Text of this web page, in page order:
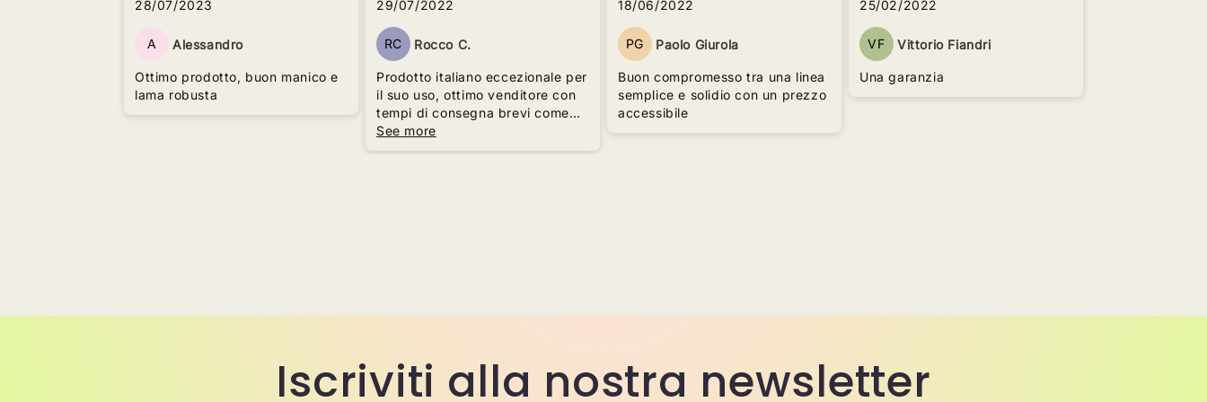
28/07/2023
A Alessandro
Ottimo prodotto, buon manico e
lama robusta
29/07/2022
RC Rocco C.
Prodotto italiano eccezionale per
il suo uso, ottimo venditore con
tempi di consegna brevi come
specificato.
See more
18/06/2022
PG Paolo Giurola
Buon compromesso tra una linea
semplice e solidio con un prezzo
accessibile
25/02/2022
VF Vittorio Fiandri
Una garanzia
Iscriviti alla nostra newsletter